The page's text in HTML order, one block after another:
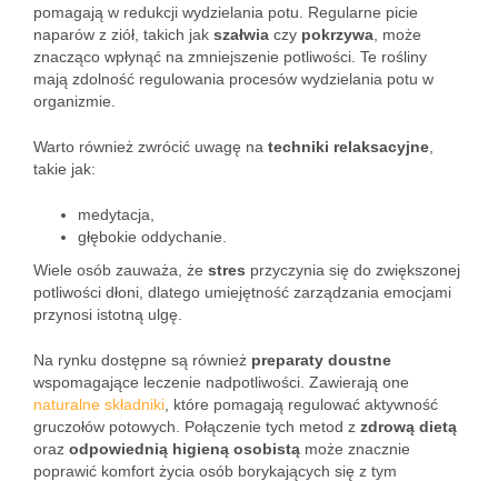
pomagają w redukcji wydzielania potu. Regularne picie
naparów z ziół, takich jak szałwia czy pokrzywa , może
znacząco wpłynąć na zmniejszenie potliwości. Te rośliny
mają zdolność regulowania procesów wydzielania potu w
organizmie.
Warto również zwrócić uwagę na techniki relaksacyjne
takie jak:
medytacja,
głębokie oddychanie.
Wiele osób zauważa, że stres przyczynia się do zwiększonej
potliwości dłoni, dlatego umiejętność zarządzania emocjami
przynosi istotną ulgę.
Na rynku dostępne są również preparaty doustne
wspomagające leczenie nadpotliwości. Zawierają one
naturalne składniki , które pomagają regulować aktywność
gruczołów potowych. Połączenie tych metod z zdrową dietą
oraz odpowiednią higieną osobistą może znacznie
poprawić komfort życia osób borykających się z tym